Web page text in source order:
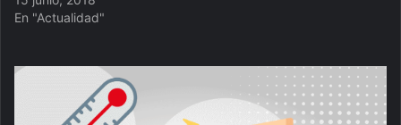
En "Actualidad"